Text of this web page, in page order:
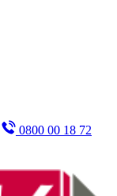
0800 00 18 72